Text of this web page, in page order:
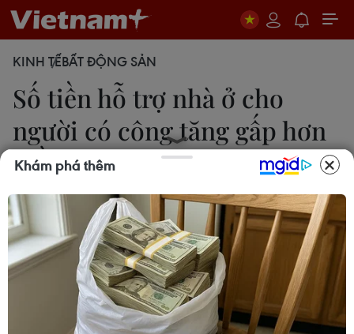
KINH TẾBẤT ĐỘNG SẢN
Số tiền hỗ trợ nhà ở cho
người có công tăng gấp hơn
4 lần
Thu Hằng
17/10/2014 09:09
Số lượng trong diện được hỗ trợ về nhà ở theo Đề
án được duyệt trên cả nước là 335.375 hộ, tăng
khoảng 4,6 lần so với báo cáo năm 2012.
Khám phá thêm